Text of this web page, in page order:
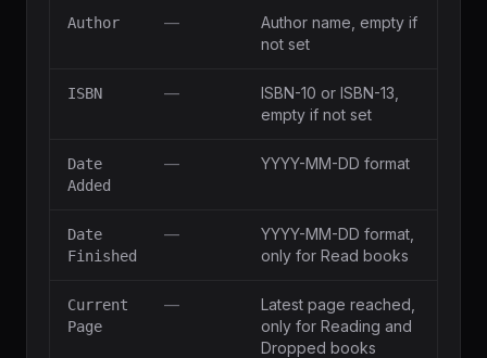
Author —
Author name, empty if
not set
ISBN —
ISBN-10 or ISBN-13,
empty if not set
Date
Added
— YYYY-MM-DD format
Date
Finished
—
YYYY-MM-DD format,
only for Read books
Current
Page
—
Latest page reached,
only for Reading and
Dropped books